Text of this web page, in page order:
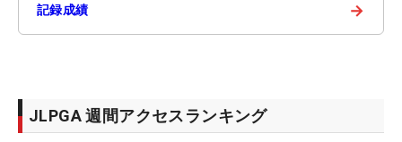
記録成績 →
JLPGA 週間アクセスランキング